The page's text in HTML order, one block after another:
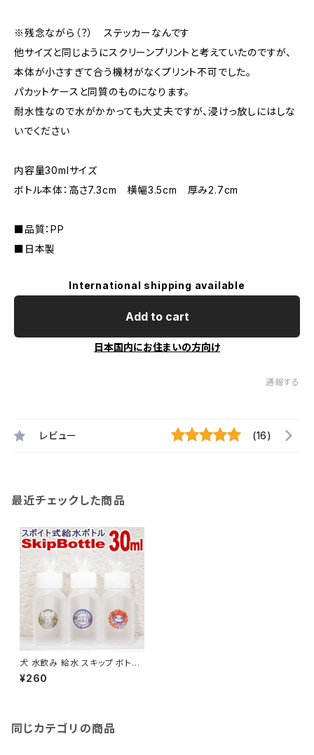
※残念ながら（？） ステッカーなんです
他サイズと同じようにスクリーンプリントと考えていたのですが、
本体が小さすぎて合う機材がなくプリント不可でした。
パカットケースと同質のものになります。
耐水性なので水がかかっても大丈夫ですが、浸けっ放しにはしな
いでください
内容量30mlサイズ
ボトル本体：高さ7.3cm 横幅3.5cm 厚み2.7cm
■品質：PP
■日本製
International shipping available
Add to cart
日本国内にお住まいの方向け
通報する
レビュー (16)
最近チェックした商品
犬 水飲み 給水 スキップ ボトル
30ml ペット チワワ 小型犬 子
犬 給水器 水入れ スポイト こぼ
¥260
同じカテゴリの商品